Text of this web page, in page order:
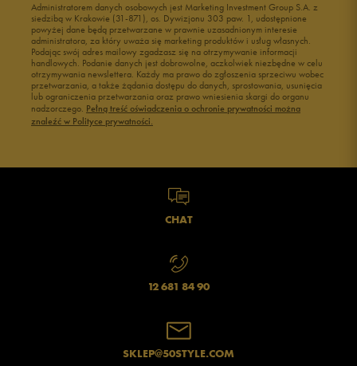
Administratorem danych osobowych jest Marketing Investment Group S.A. z
siedzibą w Krakowie (31-871), os. Dywizjonu 303 paw. 1, udostępnione
powyżej dane będą przetwarzane w prawnie uzasadnionym interesie
administratora, za który uważa się marketing produktów i usług własnych.
Podając swój adres mailowy zgadzasz się na otrzymywanie informacji
handlowych. Podanie danych jest dobrowolne, aczkolwiek niezbędne w celu
otrzymywania newslettera. Każdy ma prawo do zgłoszenia sprzeciwu wobec
przetwarzania, a także żądania dostępu do danych, sprostowania, usunięcia
lub ograniczenia przetwarzania oraz prawo wniesienia skargi do organu
nadzorczego. Pełną treść oświadczenia o ochronie prywatności można
znaleźć w Polityce prywatności.
CHAT
12 681 84 90
SKLEP@50STYLE.COM